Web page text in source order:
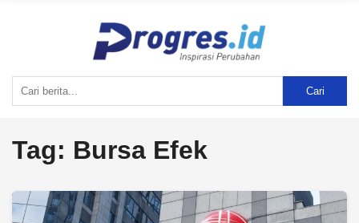
Cari
Tag: Bursa Efek